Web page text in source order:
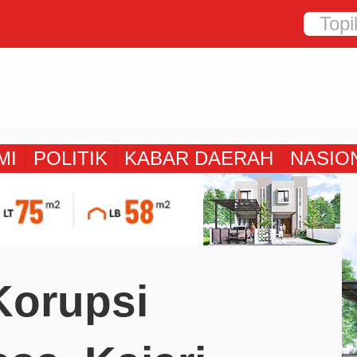
POLITIK KABAR DAERAH